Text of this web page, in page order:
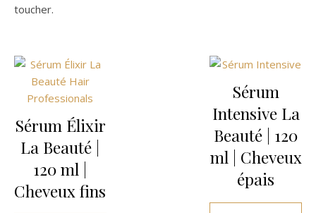
toucher.
Sérum Élixir
La Beauté |
120 ml |
Cheveux fins
Sérum
Intensive La
Beauté | 120
ml | Cheveux
épais